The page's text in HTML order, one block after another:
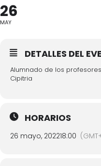
26
MAY
DETALLES DEL
Alumnado de los
Cipitria
HORARIOS
26 mayo, 202218:00